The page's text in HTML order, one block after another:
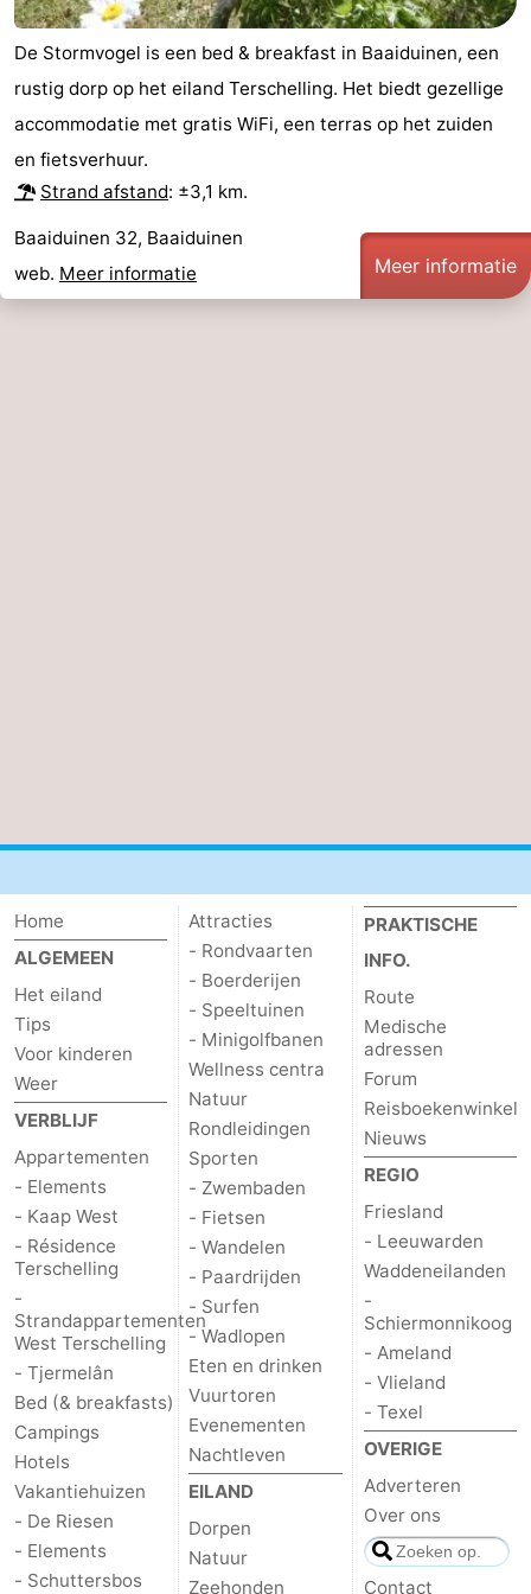
-
Leeuwarden
Waddeneilanden
Schiermonnikoog
-
De Stormvogel is een bed & breakfast in Baaiduinen, een
rustig dorp op het eiland Terschelling. Het biedt gezellige
accommodatie met gratis WiFi, een terras op het zuiden
en fietsverhuur.
Strand afstand: ±3,1 km.
Baaiduinen 32, Baaiduinen
web. Meer informatie Meer informatie
Home
ALGEMEEN
Het eiland
Tips
Voor kinderen
Weer
VERBLIJF
Appartementen
- Elements
- Kaap West
- Résidence
Terschelling
-
Strandappartementen
West Terschelling
- Tjermelân
Bed (& breakfasts)
Campings
Hotels
Vakantiehuizen
- De Riesen
- Elements
- Schuttersbos
Attracties
- Rondvaarten
- Boerderijen
- Speeltuinen
- Minigolfbanen
Wellness centra
Natuur
Rondleidingen
Sporten
- Zwembaden
- Fietsen
- Wandelen
- Paardrijden
- Surfen
- Wadlopen
Eten en drinken
Vuurtoren
Evenementen
Nachtleven
EILAND
Dorpen
Natuur
Zeehonden
PRAKTISCHE
INFO.
Route
Medische
adressen
Forum
Reisboekenwinkel
Nieuws
REGIO
Friesland
- Leeuwarden
Waddeneilanden
-
Schiermonnikoog
- Ameland
- Vlieland
- Texel
OVERIGE
Adverteren
Over ons
Contact